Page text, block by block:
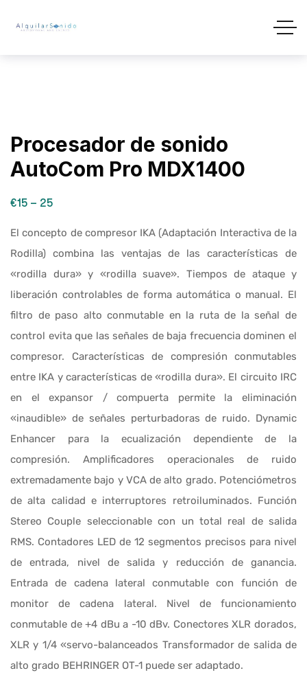
Procesador de sonido
AutoCom Pro MDX1400
€15 – 25
El concepto de compresor IKA (Adaptación Interactiva de la
Rodilla) combina las ventajas de las características de
«rodilla dura» y «rodilla suave». Tiempos de ataque y
liberación controlables de forma automática o manual. El
filtro de paso alto conmutable en la ruta de la señal de
control evita que las señales de baja frecuencia dominen el
compresor. Características de compresión conmutables
entre IKA y características de «rodilla dura». El circuito IRC
en el expansor / compuerta permite la eliminación
«inaudible» de señales perturbadoras de ruido. Dynamic
Enhancer para la ecualización dependiente de la
compresión. Amplificadores operacionales de ruido
extremadamente bajo y VCA de alto grado. Potenciómetros
de alta calidad e interruptores retroiluminados. Función
Stereo Couple seleccionable con un total real de salida
RMS. Contadores LED de 12 segmentos precisos para nivel
de entrada, nivel de salida y reducción de ganancia.
Entrada de cadena lateral conmutable con función de
monitor de cadena lateral. Nivel de funcionamiento
conmutable de +4 dBu a -10 dBv. Conectores XLR dorados,
XLR y 1/4 «servo-balanceados Transformador de salida de
alto grado BEHRINGER OT-1 puede ser adaptado.